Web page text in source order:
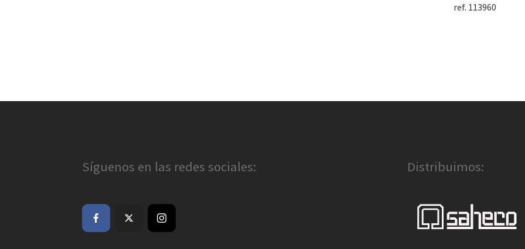
ref. 113960
Síguenos en las redes sociales: Distribuimos: